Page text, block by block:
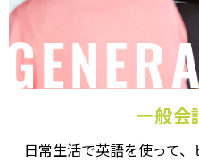
一般会
日常生活で英語を使って、